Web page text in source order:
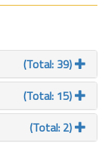
(Total: 39)
(Total: 15)
(Total: 2)